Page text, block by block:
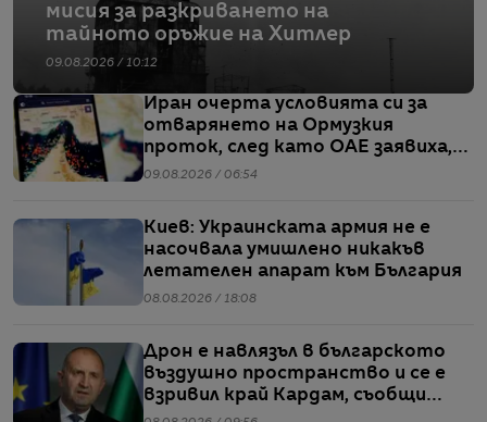
мисия за разкриването на
тайното оръжие на Хитлер
09.08.2026 / 10:12
Иран очерта условията си за
отварянето на Ормузкия
проток, след като ОАЕ заявиха,
че един от корабите им е бил
09.08.2026 / 06:54
Киев: Украинската армия не е
насочвала умишлено никакъв
летателен апарат към България
08.08.2026 / 18:08
Дрон е навлязъл в българското
въздушно пространство и се е
взривил край Кардам, съобщи
Радев